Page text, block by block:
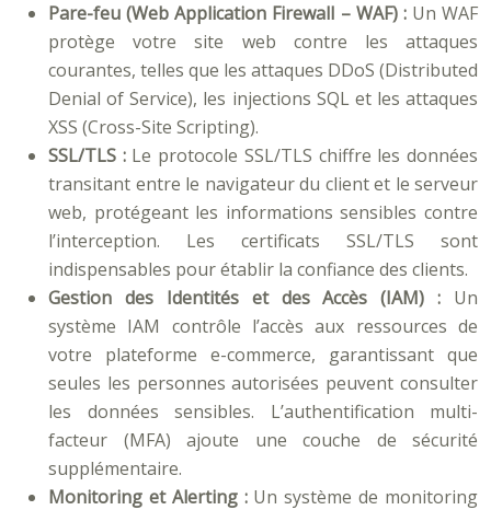
Pare-feu (Web Application Firewall – WAF) : Un WAF
protège votre site web contre les attaques
courantes, telles que les attaques DDoS (Distributed
Denial of Service), les injections SQL et les attaques
XSS (Cross-Site Scripting).
SSL/TLS : Le protocole SSL/TLS chiffre les données
transitant entre le navigateur du client et le serveur
web, protégeant les informations sensibles contre
l’interception. Les certificats SSL/TLS sont
indispensables pour établir la confiance des clients.
Gestion des Identités et des Accès (IAM) : Un
système IAM contrôle l’accès aux ressources de
votre plateforme e-commerce, garantissant que
seules les personnes autorisées peuvent consulter
les données sensibles. L’authentification multi-
facteur (MFA) ajoute une couche de sécurité
supplémentaire.
Monitoring et Alerting : Un système de monitoring